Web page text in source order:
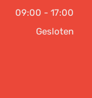
09:00 - 17:00
Gesloten